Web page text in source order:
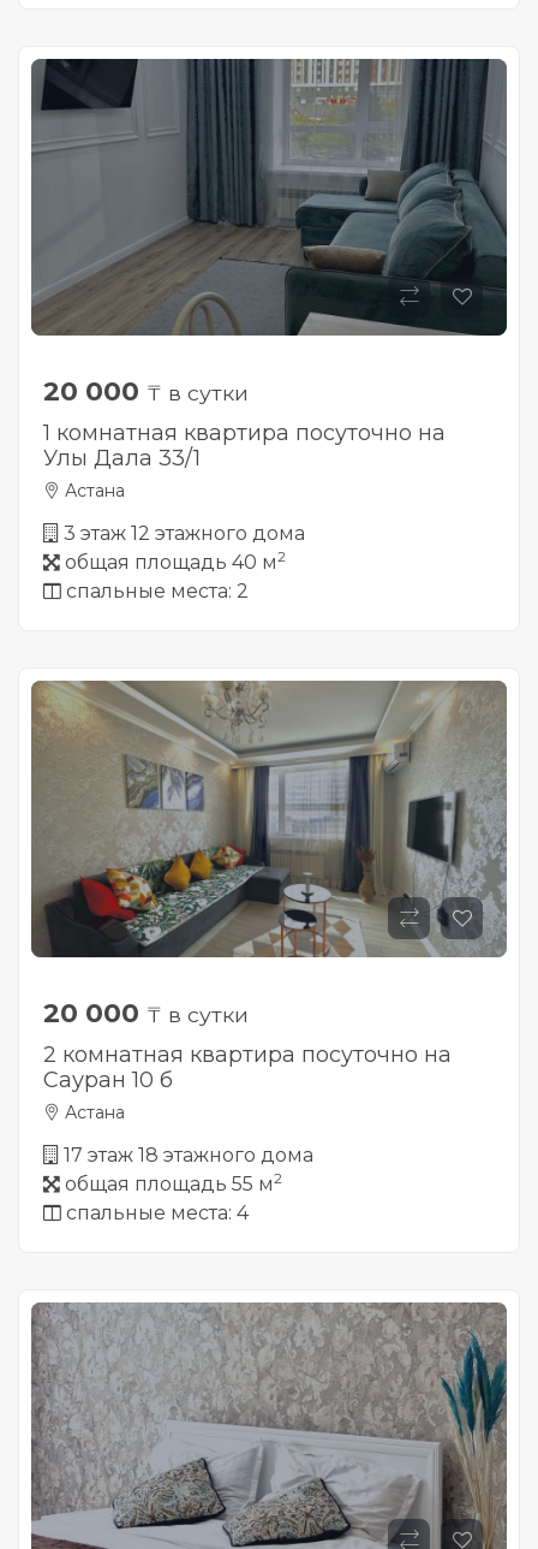
20 000 ₸ в сутки
1 комнатная квартира посуточно на
Улы Дала 33/1
Астана
3 этаж 12 этажного дома
общая площадь 40 м2
спальные места: 2
20 000 ₸ в сутки
2 комнатная квартира посуточно на
Сауран 10 б
Астана
17 этаж 18 этажного дома
общая площадь 55 м2
спальные места: 4